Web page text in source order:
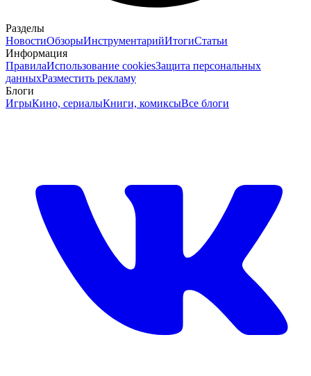
Разделы
НовостиОбзорыИнструментарийИтогиСтатьи
Информация
ПравилаИспользование cookiesЗащита персональных
данныхРазместить рекламу
Блоги
ИгрыКино, сериалыКниги, комиксыВсе блоги